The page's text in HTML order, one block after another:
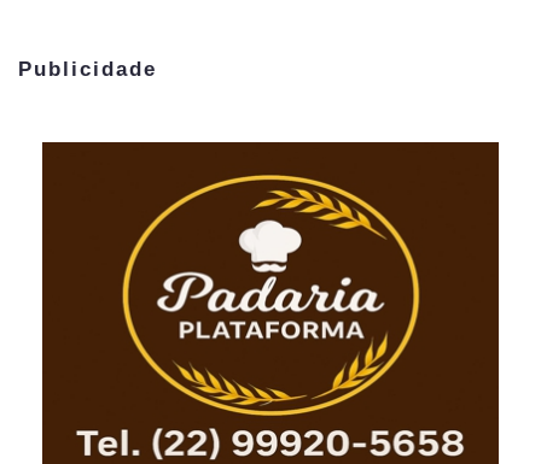
Publicidade